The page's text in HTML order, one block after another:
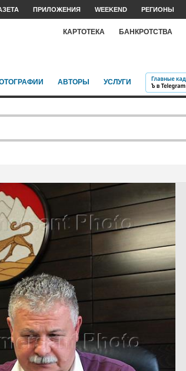
ПРИЛОЖЕНИЯ WEEKEND РЕГИОНЫ
КАРТОТЕКА БАНКРОТСТВА
АВТОРЫ УСЛУГИ